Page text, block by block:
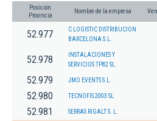
Posición
Provincia
Nombre de la empresa
52.977
C LOGISTIC DISTRIBUCION
BARCELONA S.L.
52.978
INSTALACIONES Y
SERVICIOS TP82 SL.
52.979 JMO EVENTS S.L.
52.980 TECNOFIS 2003 SL
52.981 SERRAS RIGALT S. L.